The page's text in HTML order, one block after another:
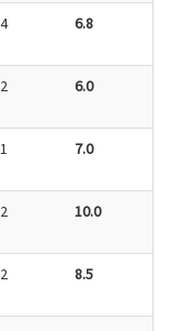
4 6.8
2 6.0
1 7.0
2 10.0
2 8.5